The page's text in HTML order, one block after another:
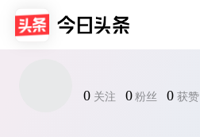
0 关注 0 粉丝 0 获赞